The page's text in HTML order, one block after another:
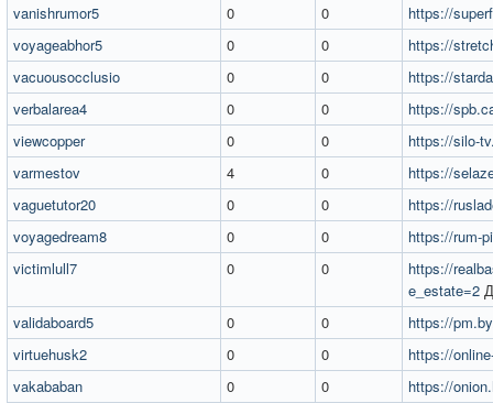
vanishrumor5
0 0
https://
voyageabhor5
0 0
https://
vacuousocclusio
0 0
https://
verbalarea4
0 0
https://
viewcopper
0 0
https://silo-
varmestov
4 0
https://
vaguetutor20
0 0
https://
voyagedream8
0 0
https://rum-
victimlull7
0 0
https://
e_estate=2
validaboard5
0 0
https://
virtuehusk2
0 0
https://
vakababan
0 0
https://